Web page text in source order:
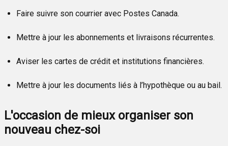
Faire suivre son courrier avec Postes Canada.
Mettre à jour les abonnements et livraisons récurrentes.
Aviser les cartes de crédit et institutions financières.
Mettre à jour les documents liés à l’hypothèque ou au bail.
L'occasion de mieux organiser son
nouveau chez-soi